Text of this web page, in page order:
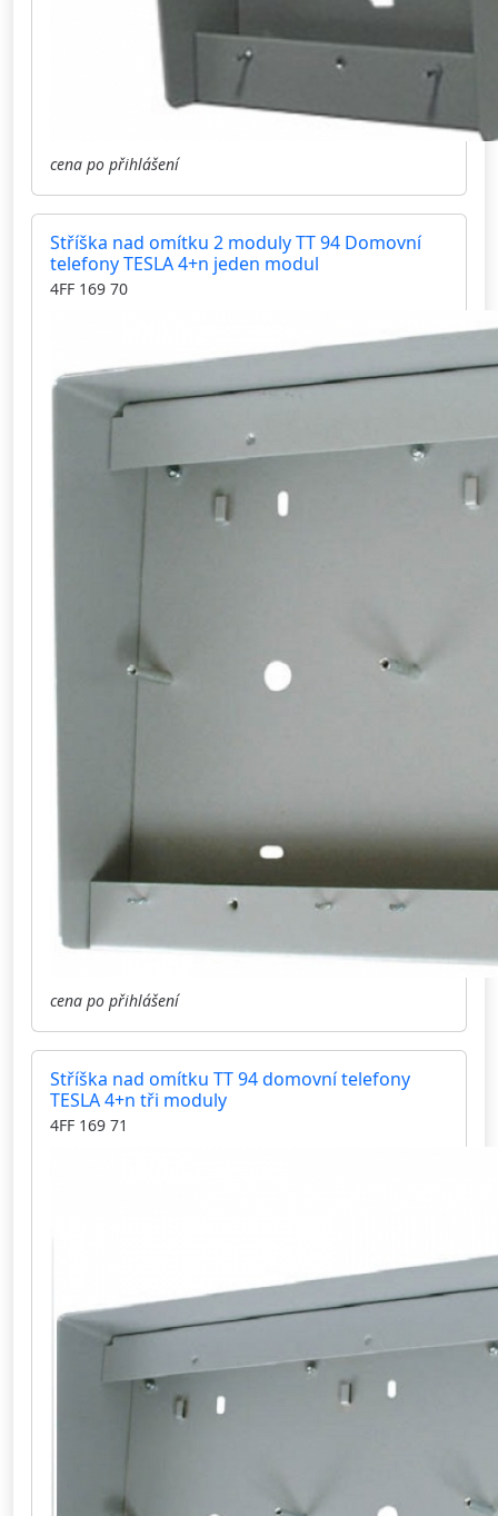
cena po přihlášení
Stříška nad omítku 2 moduly TT 94 Domovní
telefony TESLA 4+n jeden modul
4FF 169 70
cena po přihlášení
Stříška nad omítku TT 94 domovní telefony
TESLA 4+n tři moduly
4FF 169 71